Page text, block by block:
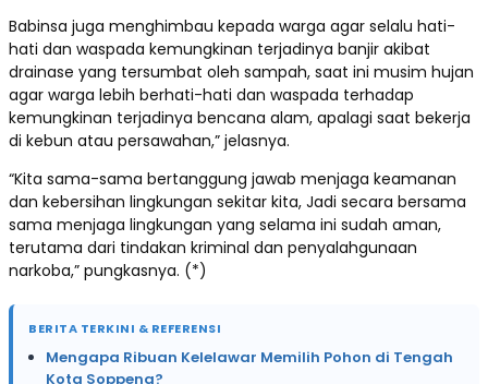
Babinsa juga menghimbau kepada warga agar selalu hati-
hati dan waspada kemungkinan terjadinya banjir akibat
drainase yang tersumbat oleh sampah, saat ini musim hujan
agar warga lebih berhati-hati dan waspada terhadap
kemungkinan terjadinya bencana alam, apalagi saat bekerja
di kebun atau persawahan,” jelasnya.
“Kita sama-sama bertanggung jawab menjaga keamanan
dan kebersihan lingkungan sekitar kita, Jadi secara bersama
sama menjaga lingkungan yang selama ini sudah aman,
terutama dari tindakan kriminal dan penyalahgunaan
narkoba,” pungkasnya. (*)
BERITA TERKINI & REFERENSI
Mengapa Ribuan Kelelawar Memilih Pohon di Tengah
Kota Soppeng?